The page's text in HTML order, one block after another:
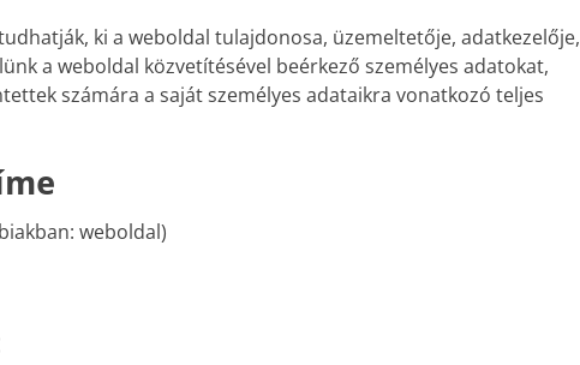
ki a weboldal tulajdonosa, üzemeltetője, adatkezelője,
a weboldal közvetítésével beérkező személyes adatokat,
számára a saját személyes adataikra vonatkozó teljes
weboldal)